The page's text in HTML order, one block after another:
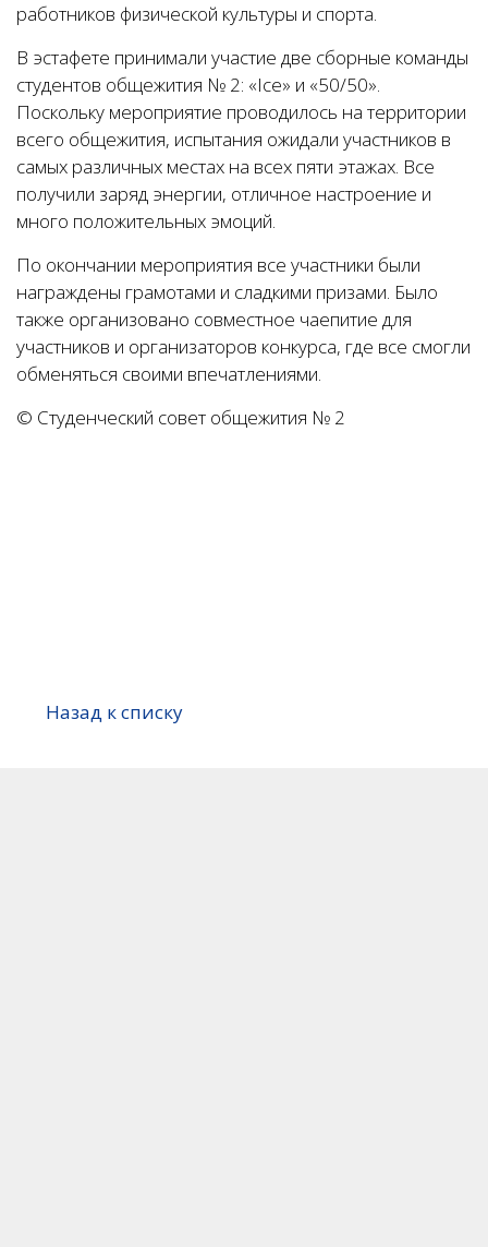
работников физической культуры и спорта.
В эстафете принимали участие две сборные команды
студентов общежития № 2: «Ice» и «50/50».
Поскольку мероприятие проводилось на территории
всего общежития, испытания ожидали участников в
самых различных местах на всех пяти этажах. Все
получили заряд энергии, отличное настроение и
много положительных эмоций.
По окончании мероприятия все участники были
награждены грамотами и сладкими призами. Было
также организовано совместное чаепитие для
участников и организаторов конкурса, где все смогли
обменяться своими впечатлениями.
© Студенческий совет общежития № 2
Назад к списку